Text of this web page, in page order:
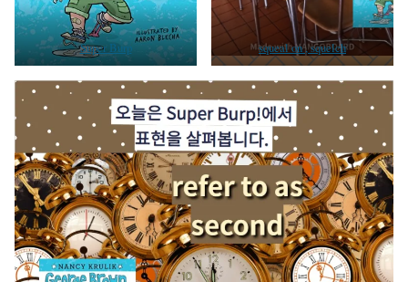
Super Burp squeal on , squelch